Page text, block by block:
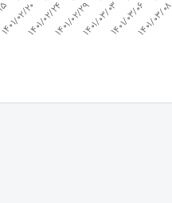
02/20
1401/02/241401/02/291401/03/031401/03/061401/03/08